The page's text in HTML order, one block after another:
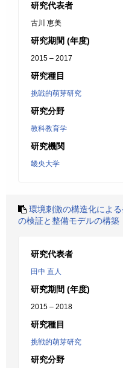
研究代表者
古川 恵美
研究期間 (年度)
2015 – 2017
研究種目
挑戦的萌芽研究
研究分野
教科教育学
研究機関
畿央大学
環境刺激の構造化によ
の検証と整備モデルの構築
研究代表者
田中 直人
研究期間 (年度)
2015 – 2018
研究種目
挑戦的萌芽研究
研究分野